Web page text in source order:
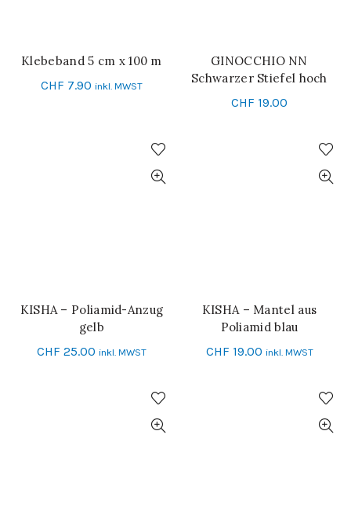
IN DEN WARENKORB
Klebeband 5 cm x 100 m
CHF 7.90 inkl. MWST
SCHNELL-EINKAUF
GINOCCHIO NN
Schwarzer Stiefel hoch
CHF 19.00
IN DEN WARENKORB
KISHA – Poliamid-Anzug
gelb
CHF 25.00 inkl. MWST
IN DEN WARENKORB
KISHA – Mantel aus
Poliamid blau
CHF 19.00 inkl. MWST